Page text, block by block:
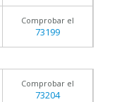
Comprobar el
73199
Comprobar el
73204